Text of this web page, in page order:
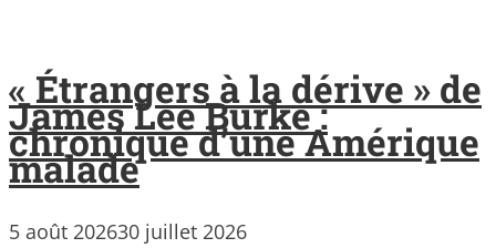
« Étrangers à la dérive » de
James Lee Burke :
chronique d’une Amérique
malade
5 août 202630 juillet 2026